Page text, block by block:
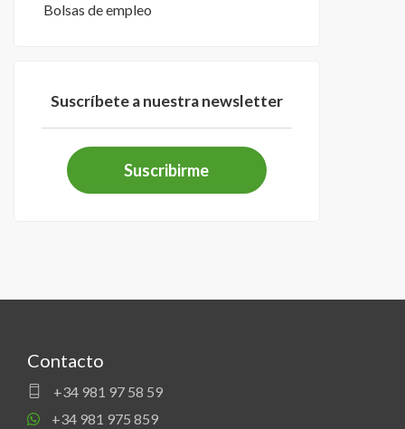
Bolsas de empleo
Suscríbete a nuestra newsletter
Suscribirme
Contacto
+34 981 97 58 59
+34 981 975 859